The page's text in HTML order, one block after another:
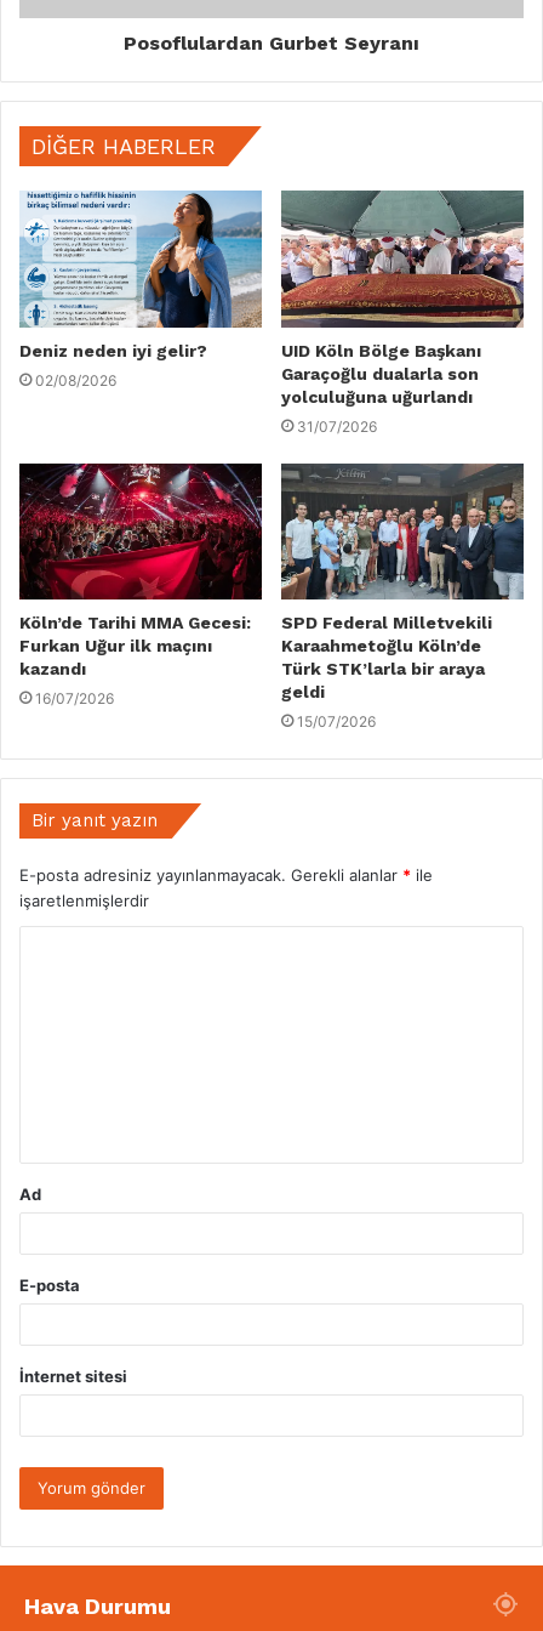
Posoflulardan Gurbet Seyranı
DIĞER HABERLER
Deniz neden iyi gelir?
02/08/2026
UID Köln Bölge Başkanı
Garaçoğlu dualarla son
yolculuğuna uğurlandı
31/07/2026
Köln’de Tarihi MMA Gecesi:
Furkan Uğur ilk maçını
kazandı
16/07/2026
SPD Federal Milletvekili
Karaahmetoğlu Köln’de
Türk STK’larla bir araya
geldi
15/07/2026
Bir yanıt yazın
E-posta adresiniz yayınlanmayacak. Gerekli alanlar * ile
işaretlenmişlerdir
Ad
E-posta
İnternet sitesi
Hava Durumu